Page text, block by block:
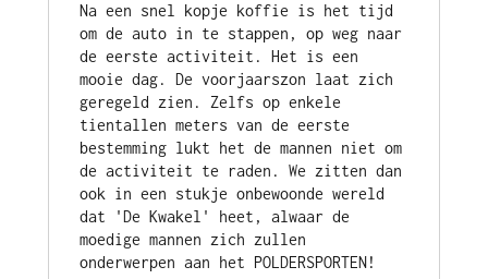
Na een snel kopje koffie is het tijd
om de auto in te stappen, op weg naar
de eerste activiteit. Het is een
mooie dag. De voorjaarszon laat zich
geregeld zien. Zelfs op enkele
tientallen meters van de eerste
bestemming lukt het de mannen niet om
de activiteit te raden. We zitten dan
ook in een stukje onbewoonde wereld
dat 'De Kwakel' heet, alwaar de
moedige mannen zich zullen
onderwerpen aan het POLDERSPORTEN!